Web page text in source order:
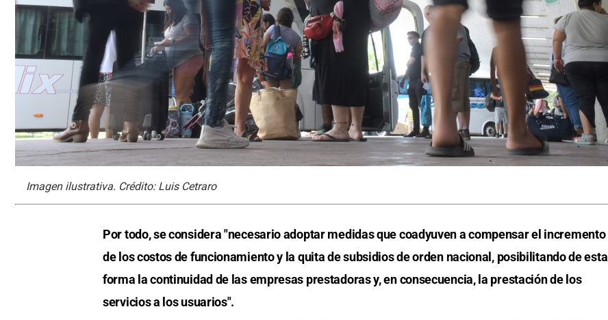
Imagen ilustrativa. Crédito: Luis Cetraro
Por todo, se considera "necesario adoptar medidas que coadyuven a compensar el incremento
de los costos de funcionamiento y la quita de subsidios de orden nacional, posibilitando de esta
forma la continuidad de las empresas prestadoras y, en consecuencia, la prestación de los
servicios a los usuarios".